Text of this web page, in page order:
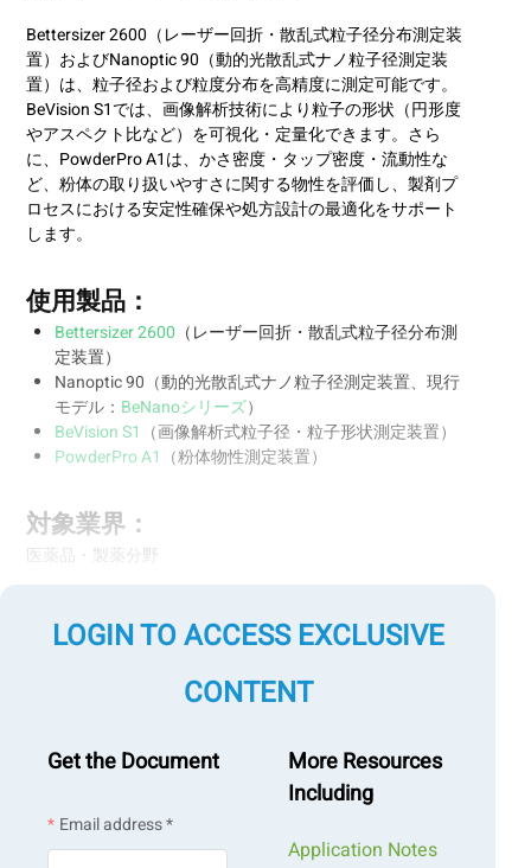
Bettersizer 2600（レーザー回折・散乱式粒子径分布測定装
置）およびNanoptic 90（動的光散乱式ナノ粒子径測定装
置）は、粒子径および粒度分布を高精度に測定可能です。
BeVision S1では、画像解析技術により粒子の形状（円形度
やアスペクト比など）を可視化・定量化できます。さら
に、PowderPro A1は、かさ密度・タップ密度・流動性な
ど、粉体の取り扱いやすさに関する物性を評価し、製剤プ
ロセスにおける安定性確保や処方設計の最適化をサポート
します。
使用製品：
Bettersizer 2600 （レーザー回折・散乱式粒子径分布測
定装置）
Nanoptic 90（動的光散乱式ナノ粒子径測定装置、現行
モデル： BeNanoシリーズ）
BeVision S1 （画像解析式粒子径・粒子形状測定装置）
PowderPro A1 （粉体物性測定装置）
対象業界：
医薬品・製薬分野
測定対象試料：
有効成分（API）、添加剤
粒子径
粒子形状（円形度、アスペクト比など）
粉体特性（かさ密度、タップ密度、流動性 など）
LOGIN TO ACCESS EXCLUSIVE
CONTENT
Get the Document
Email address *
More Resources
Including
Application Notes